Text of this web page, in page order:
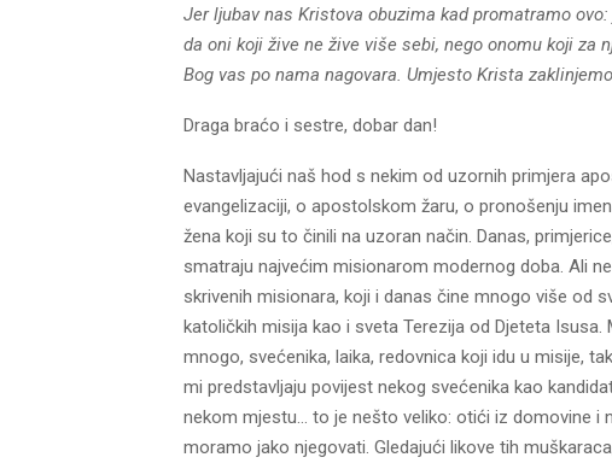
Jer ljubav nas Kristova obuzima kad promatramo
da oni koji žive ne žive više sebi, nego onomu koji za
Bog vas po nama nagovara. Umjesto Krista
Draga braćo i sestre, dobar dan!
Nastavljajući naš hod s nekim od uzornih primjera
evangelizaciji, o apostolskom žaru, o pronošenju
žena koji su to činili na uzoran način. Danas,
smatraju najvećim misionarom modernog doba. Ali
skrivenih misionara, koji i danas čine mnogo više od
katoličkih misija kao i sveta Terezija od Djeteta
mnogo, svećenika, laika, redovnica koji idu u misije,
mi predstavljaju povijest nekog svećenika kao
nekom mjestu… to je nešto veliko: otići iz domovine i
moramo jako njegovati. Gledajući likove tih